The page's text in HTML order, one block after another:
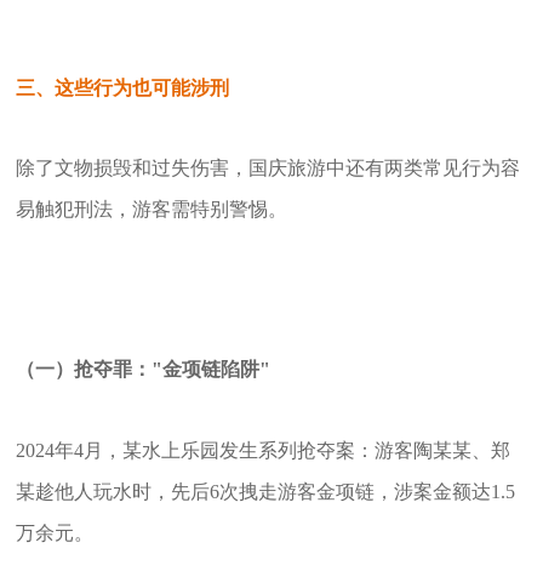
三、这些行为也可能涉刑
除了文物损毁和过失伤害，国庆旅游中还有两类常见行为容
易触犯刑法，游客需特别警惕。
（一）抢夺罪："金项链陷阱"
2024年4月，某水上乐园发生系列抢夺案：游客陶某某、郑
某趁他人玩水时，先后6次拽走游客金项链，涉案金额达1.5
万余元。